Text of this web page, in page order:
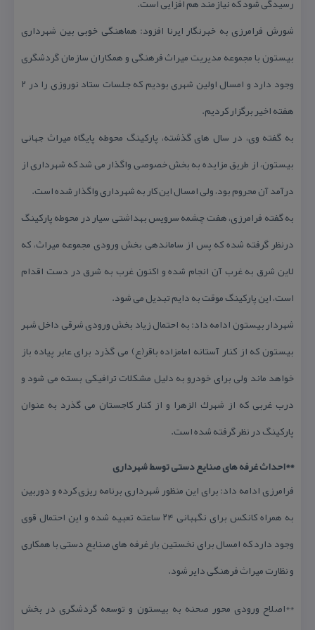
شورش فرامرزی به خبرنگار ایرنا افزود: هماهنگی خوبی بین شهرداری
بیستون با مجموعه مدیریت میراث فرهنگی و همكاران سازمان گردشگری
وجود دارد و امسال اولین شهری بودیم كه جلسات ستاد نوروزی را در ۲
هفته اخیر برگزار كردیم.
به گفته وی، در سال های گذشته، پاركینگ محوطه پایگاه میراث جهانی
بیستون، از طریق مزایده به بخش خصوصی واگذار می شد كه شهرداری از
درآمد آن محروم بود، ولی امسال این كار به شهرداری واگذار شده است.
به گفته فرامرزی، هفت چشمه سرویس بهداشتی سیار در محوطه پاركینگ
درنظر گرفته شده كه پس از ساماندهی بخش ورودی مجموعه میراث، كه
لاین شرق به غرب آن انجام شده و اكنون غرب به شرق در دست اقدام
است، این پاركینگ موقت به دایم تبدیل می شود.
شهردار بیستون ادامه داد: به احتمال زیاد بخش ورودی شرقی داخل شهر
بیستون كه از كنار آستانه امامزاده باقر(ع) می گذرد برای عابر پیاده باز
خواهد ماند ولی برای خودرو به دلیل مشكلات ترافیكی بسته می شود و
درب غربی كه از شهرك الزهرا و از كنار كاجستان می گذرد به عنوان
پاركینگ در نظر گرفته شده است.
**احداث غرفه های صنایع دستی توسط شهرداری
فرامرزی ادامه داد: برای این منظور شهرداری برنامه ریزی كرده و دوربین
به همراه كانكس برای نگهبانی ۲۴ ساعته تعبیه شده و این احتمال قوی
وجود دارد كه امسال برای نخستین بار غرفه های صنایع دستی با همكاری
و نظارت میراث فرهنگی دایر شود.
**اصلاح ورودی محور صحنه به بیستون و توسعه گردشگری در بخش